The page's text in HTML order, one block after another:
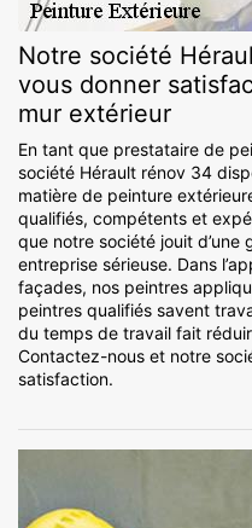
Notre société
vous donner
mur extérieur
En tant que prestataire de
société Hérault rénov 34
matière de peinture
qualifiés, compétents et
que notre société jouit
entreprise sérieuse. Dans
façades, nos peintres
peintres qualifiés savent
du temps de travail fait
Contactez-nous et notre
satisfaction.